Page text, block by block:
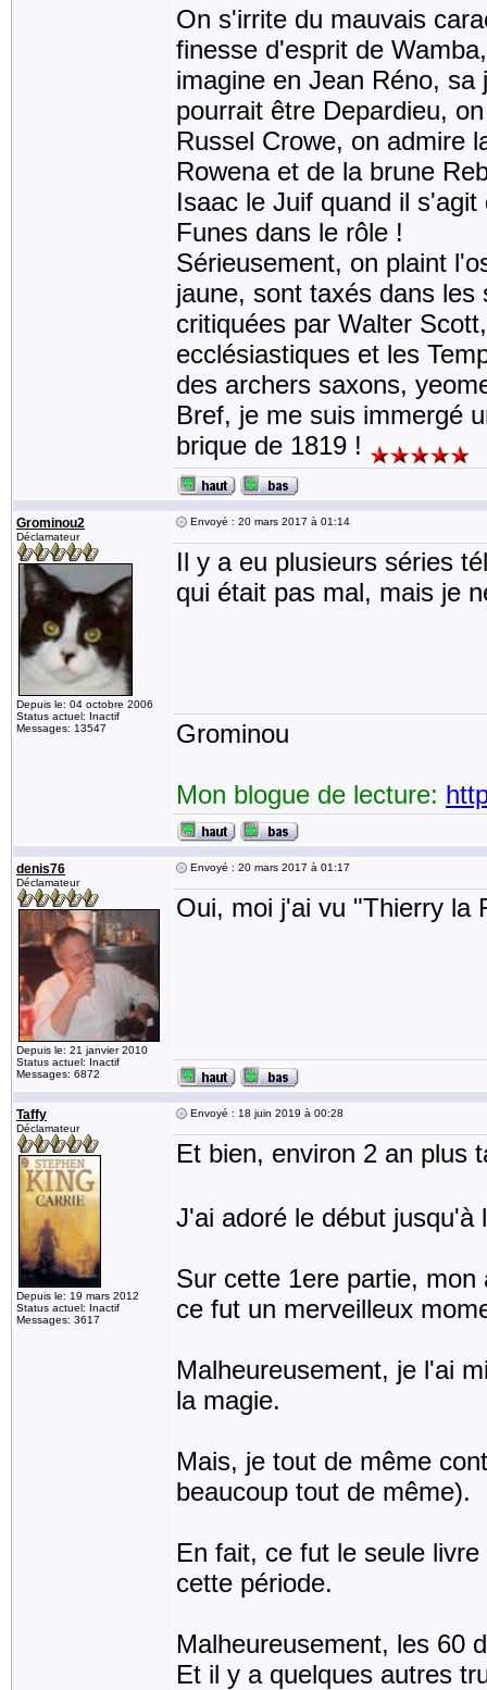
On s'irrite du mauvais
finesse d'esprit de
imagine en Jean Réno,
pourrait être Depardieu,
Russel Crowe, on admire
Rowena et de la brune
Isaac le Juif quand il
Funes dans le rôle !
Sérieusement, on plaint
jaune, sont taxés dans
critiquées par Walter
ecclésiastiques et les
des archers saxons,
Bref, je me suis immergé
brique de 1819 !
Grominou2
Déclamateur
Depuis le: 04 octobre 2006
Status actuel: Inactif
Messages: 13547
Envoyé : 20 mars 2017 à 01:14
Il y a eu plusieurs séries
qui était pas mal, mais je
Grominou
Mon blogue de lecture:
denis76
Déclamateur
Depuis le: 21 janvier 2010
Status actuel: Inactif
Messages: 6872
Envoyé : 20 mars 2017 à 01:17
Oui, moi j'ai vu "Thierry la
Taffy
Déclamateur
Depuis le: 19 mars 2012
Status actuel: Inactif
Messages: 3617
Envoyé : 18 juin 2019 à 00:28
Et bien, environ 2 an plus
J'ai adoré le début jusqu'à
Sur cette 1ere partie,
ce fut un merveilleux
Malheureusement, je l'ai
la magie.
Mais, je tout de même
beaucoup tout de même).
En fait, ce fut le seule
cette période.
Malheureusement, les 60
Et il y a quelques autres